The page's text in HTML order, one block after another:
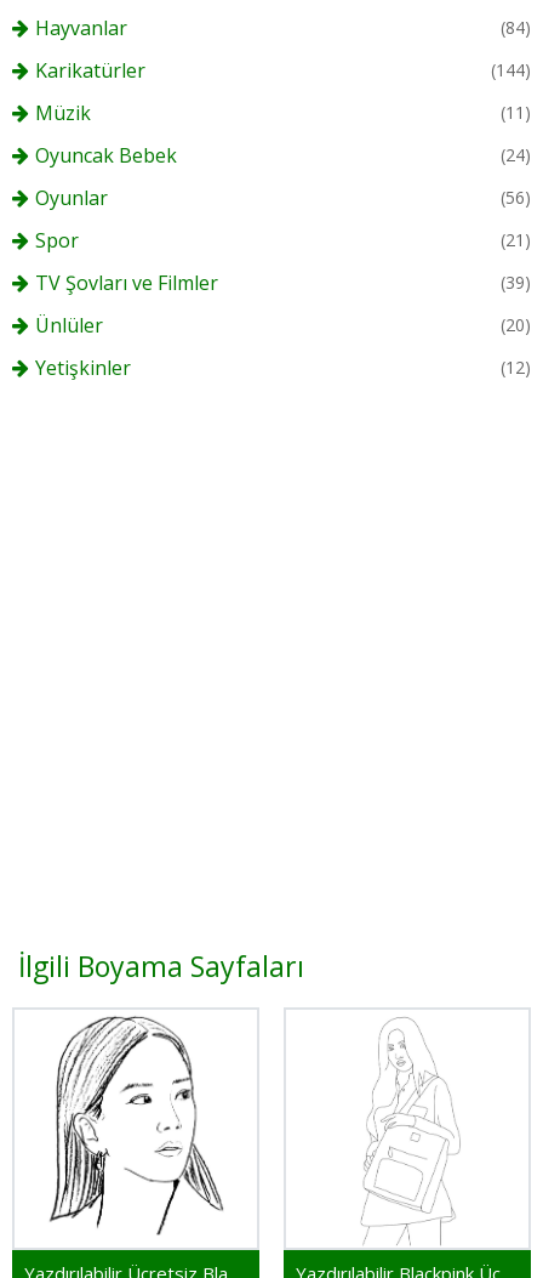
Hayvanlar (84)
Karikatürler (144)
Müzik (11)
Oyuncak Bebek (24)
Oyunlar (56)
Spor (21)
TV Şovları ve Filmler (39)
Ünlüler (20)
Yetişkinler (12)
İlgili Boyama Sayfaları